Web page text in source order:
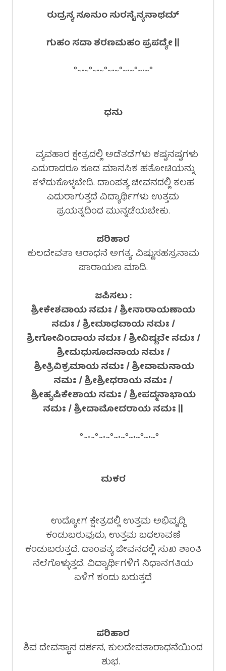
ರುದ್ರಸ್ಯ ಸೂನುಂ ಸುರಸೈನ್ಯನಾಥಮ್
ಗುಹಂ ಸದಾ ಶರಣಮಹಂ ಪ್ರಪದ್ಯೇ ||
°~•~°~•~°~•~°~•~°~•~°
ಧನು
ವ್ಯವಹಾರ ಕ್ಷೇತ್ರದಲ್ಲಿ ಅಡೆತಡೆಗಳು ಕಷ್ಟನಷ್ಟಗಳು
ಎದುರಾದರೂ ಕೂಡ ಮಾನಸಿಕ ಹತೋಟಿಯನ್ನು
ಕಳೆದುಕೊಳ್ಳಬೇಡಿ. ದಾಂಪತ್ಯ ಜೀವನದಲ್ಲಿ ಕಲಹ
ಎದುರಾಗುತ್ತದೆ ವಿದ್ಯಾರ್ಥಿಗಳು ಉತ್ತಮ
ಪ್ರಯತ್ನದಿಂದ ಮುನ್ನಡೆಯಬೇಕು.
ಪರಿಹಾರ
ಕುಲದೇವತಾ ಆರಾಧನೆ ಅಗತ್ಯ. ವಿಷ್ಣುಸಹಸ್ರನಾಮ
ಪಾರಾಯಣ ಮಾಡಿ.
ಜಪಿಸಲು :
ಶ್ರೀಕೇಶವಾಯ ನಮಃ / ಶ್ರೀನಾರಾಯಣಾಯ
ನಮಃ / ಶ್ರೀಮಾಧವಾಯ ನಮಃ /
ಶ್ರೀಗೋವಿಂದಾಯ ನಮಃ / ಶ್ರೀವಿಷ್ಣವೇ ನಮಃ /
ಶ್ರೀಮಧುಸೂದನಾಯ ನಮಃ /
ಶ್ರೀತ್ರಿವಿಕ್ರಮಾಯ ನಮಃ / ಶ್ರೀವಾಮನಾಯ
ನಮಃ / ಶ್ರೀಶ್ರೀಧರಾಯ ನಮಃ /
ಶ್ರೀಹೃಷಿಕೇಶಾಯ ನಮಃ / ಶ್ರೀಪದ್ಮನಾಭಾಯ
ನಮಃ / ಶ್ರೀದಾಮೋದರಾಯ ನಮಃ ||
°~•~°~•~°~•~°~•~°~•~°
ಮಕರ
ಉದ್ಯೋಗ ಕ್ಷೇತ್ರದಲ್ಲಿ ಉತ್ತಮ ಅಭಿವೃದ್ಧಿ
ಕಂಡುಬರುವುದು, ಉತ್ತಮ ಬದಲಾವಣೆ
ಕಂಡುಬರುತ್ತದೆ. ದಾಂಪತ್ಯ ಜೀವನದಲ್ಲಿ ಸುಖ ಶಾಂತಿ
ನೆಲೆಗೊಳ್ಳುತ್ತದೆ. ವಿದ್ಯಾರ್ಥಿಗಳಿಗೆ ನಿಧಾನಗತಿಯ
ಏಳಿಗೆ ಕಂಡು ಬರುತ್ತದೆ
ಪರಿಹಾರ
ಶಿವ ದೇವಸ್ಥಾನ ದರ್ಶನ, ಕುಲದೇವತಾರಾಧನೆಯಿಂದ
ಶುಭ.